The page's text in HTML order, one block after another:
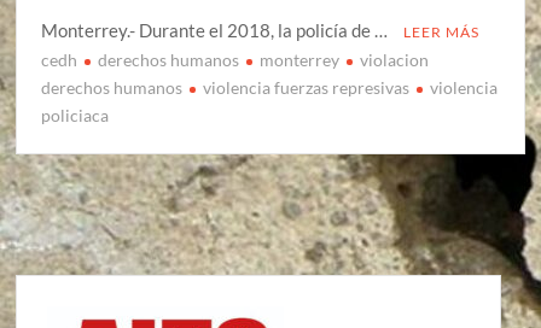
Monterrey.- Durante el 2018, la policía de …
LEER MÁS
cedh derechos humanos monterrey
violacion
derechos humanos
violencia fuerzas represivas
violencia
policiaca